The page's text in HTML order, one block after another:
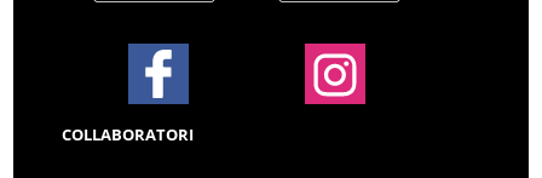
COLLABORATORI